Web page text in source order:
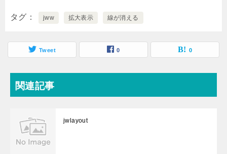
タグ jww 拡大表示 線が消える
Tweet 0 0
関連記事
jwlayout